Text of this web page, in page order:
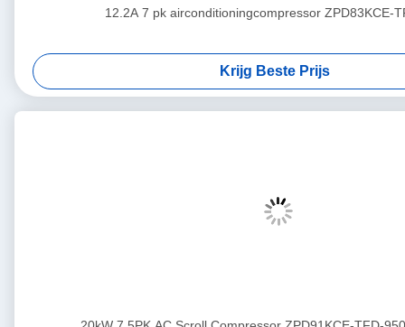
12.2A 7 pk airconditioningcompressor ZPD83KCE-
Krijg Beste Prijs